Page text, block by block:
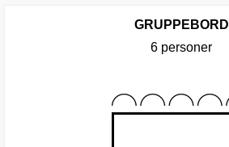
GRUPPEBORD
6 personer